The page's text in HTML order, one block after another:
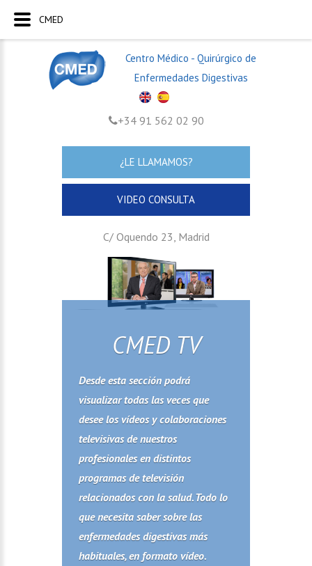
Centro Médico - Quirúrgico de
Enfermedades Digestivas
+34 91 562 02 90
¿LE LLAMAMOS?
VIDEO CONSULTA
C/ Oquendo 23, Madrid
CMED TV
Desde esta sección podrá
visualizar todas las veces que
desee los vídeos y colaboraciones
televisivas de nuestros
profesionales en distintos
programas de televisión
relacionados con la salud. Todo lo
que necesita saber sobre las
enfermedades digestivas más
habituales, en formato vídeo.
CMED